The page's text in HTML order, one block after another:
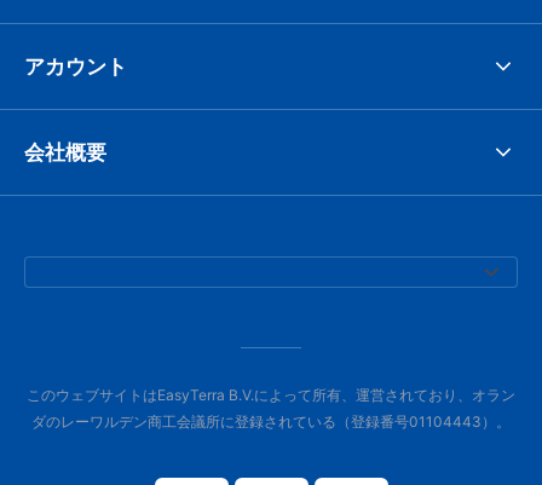
アカウント
会社概要
このウェブサイトはEasyTerra B.V.によって所有、運営されており、オラン
ダのレーワルデン商工会議所に登録されている（登録番号01104443）。